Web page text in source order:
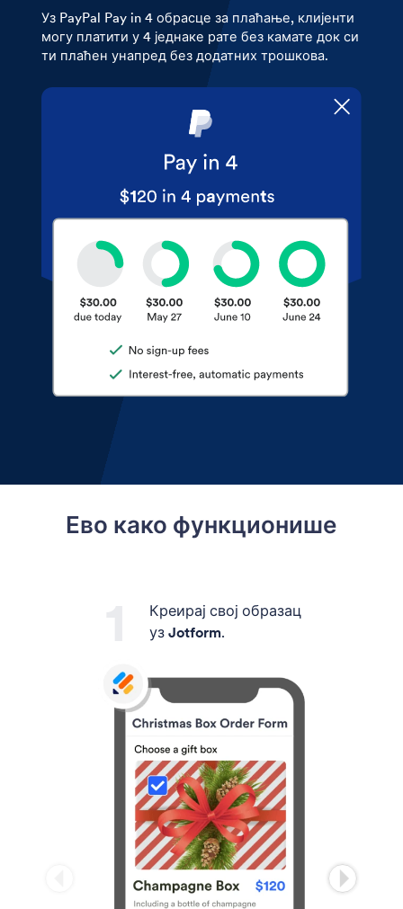
Уз PayPal Pay in 4 обрасце за плаћање, клијенти
могу платити у 4 једнаке рате без камате док си
ти плаћен унапред без додатних трошкова.
Ево како функционише
Креирај свој образац
узJotform.